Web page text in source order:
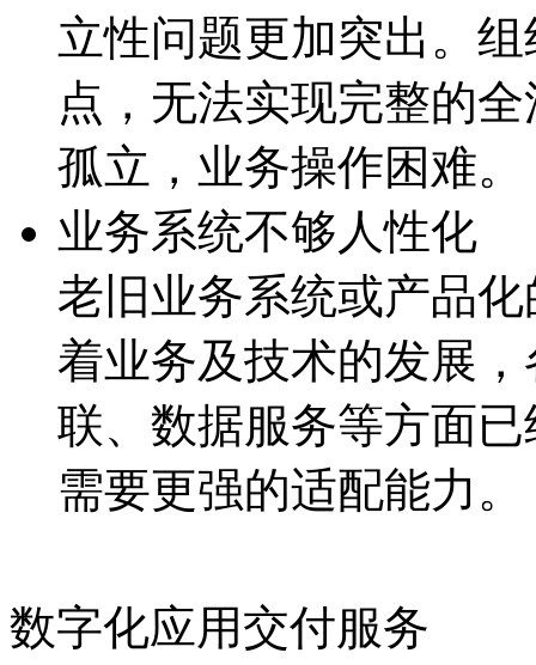
立性问题更加突出。
点，无法实现完整的
孤立，业务操作困难。
业务系统不够人性化
老旧业务系统或产品化
着业务及技术的发展
联、数据服务等方面
需要更强的适配能力。
数字化应用交付服务